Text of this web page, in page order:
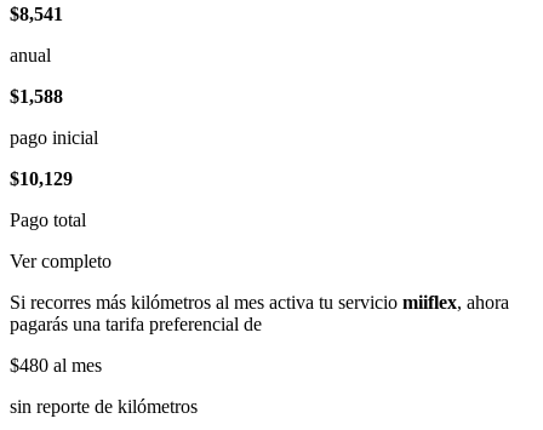
$8,541
anual
$1,588
pago inicial
$10,129
Pago total
Ver completo
Si recorres más kilómetros al mes activa tu servicio miiflex, ahora
pagarás una tarifa preferencial de
$480 al mes
sin reporte de kilómetros